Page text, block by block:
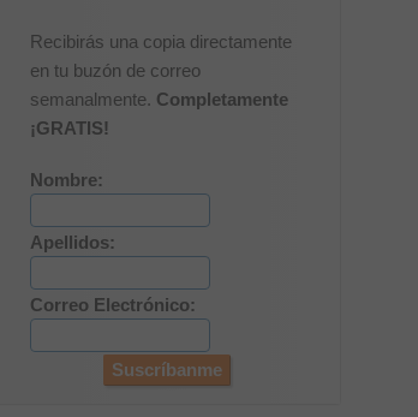
Recibirás una copia directamente
en tu buzón de correo
semanalmente. Completamente
¡GRATIS!
Nombre:
Apellidos:
Correo Electrónico: